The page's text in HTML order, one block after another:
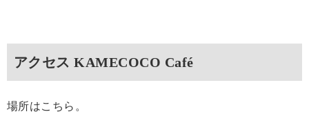
アクセス KAMECOCO Café
場所はこちら。